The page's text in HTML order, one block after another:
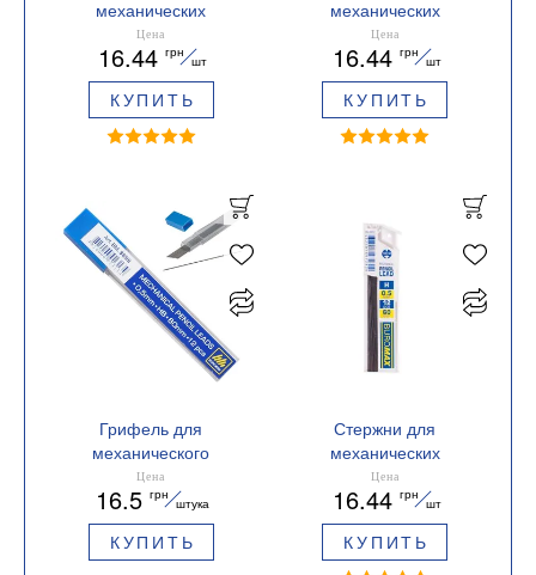
механических
карандашей, 2B, 0.5
мм, 12 шт. BUROMAX
BM.8660
Цена
16.44 грн
шт
КУПИТЬ
механических
карандашей, B, 0.5 мм,
12 шт. BUROMAX
BM.8661
Цена
16.44 грн
шт
КУПИТЬ
Грифель для
механического
карандаша НВ Buromax
BM.8699
Цена
16.5 грн
штука
КУПИТЬ
Стержни для
механических
карандашей, H, 0.5 мм,
12 шт. BUROMAX
BM.8662
Цена
16.44 грн
шт
КУПИТЬ